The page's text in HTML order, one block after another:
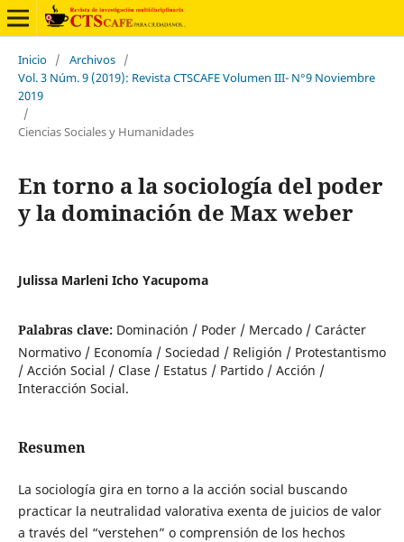
Inicio / Archivos /
Vol. 3 Núm. 9 (2019): Revista CTSCAFE Volumen III- N°9 Noviembre
2019
/
Ciencias Sociales y Humanidades
En torno a la sociología del poder
y la dominación de Max weber
Julissa Marleni Icho Yacupoma
Palabras clave: Dominación / Poder / Mercado / Carácter
Normativo / Economía / Sociedad / Religión / Protestantismo
/ Acción Social / Clase / Estatus / Partido / Acción /
Interacción Social.
Resumen
La sociología gira en torno a la acción social buscando
practicar la neutralidad valorativa exenta de juicios de valor
a través del “verstehen” o comprensión de los hechos